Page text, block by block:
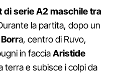
di serie A2 maschile tra
la partita, dopo un
a, centro di Ruvo,
in facciaAristide
terra e subisce i colpi da